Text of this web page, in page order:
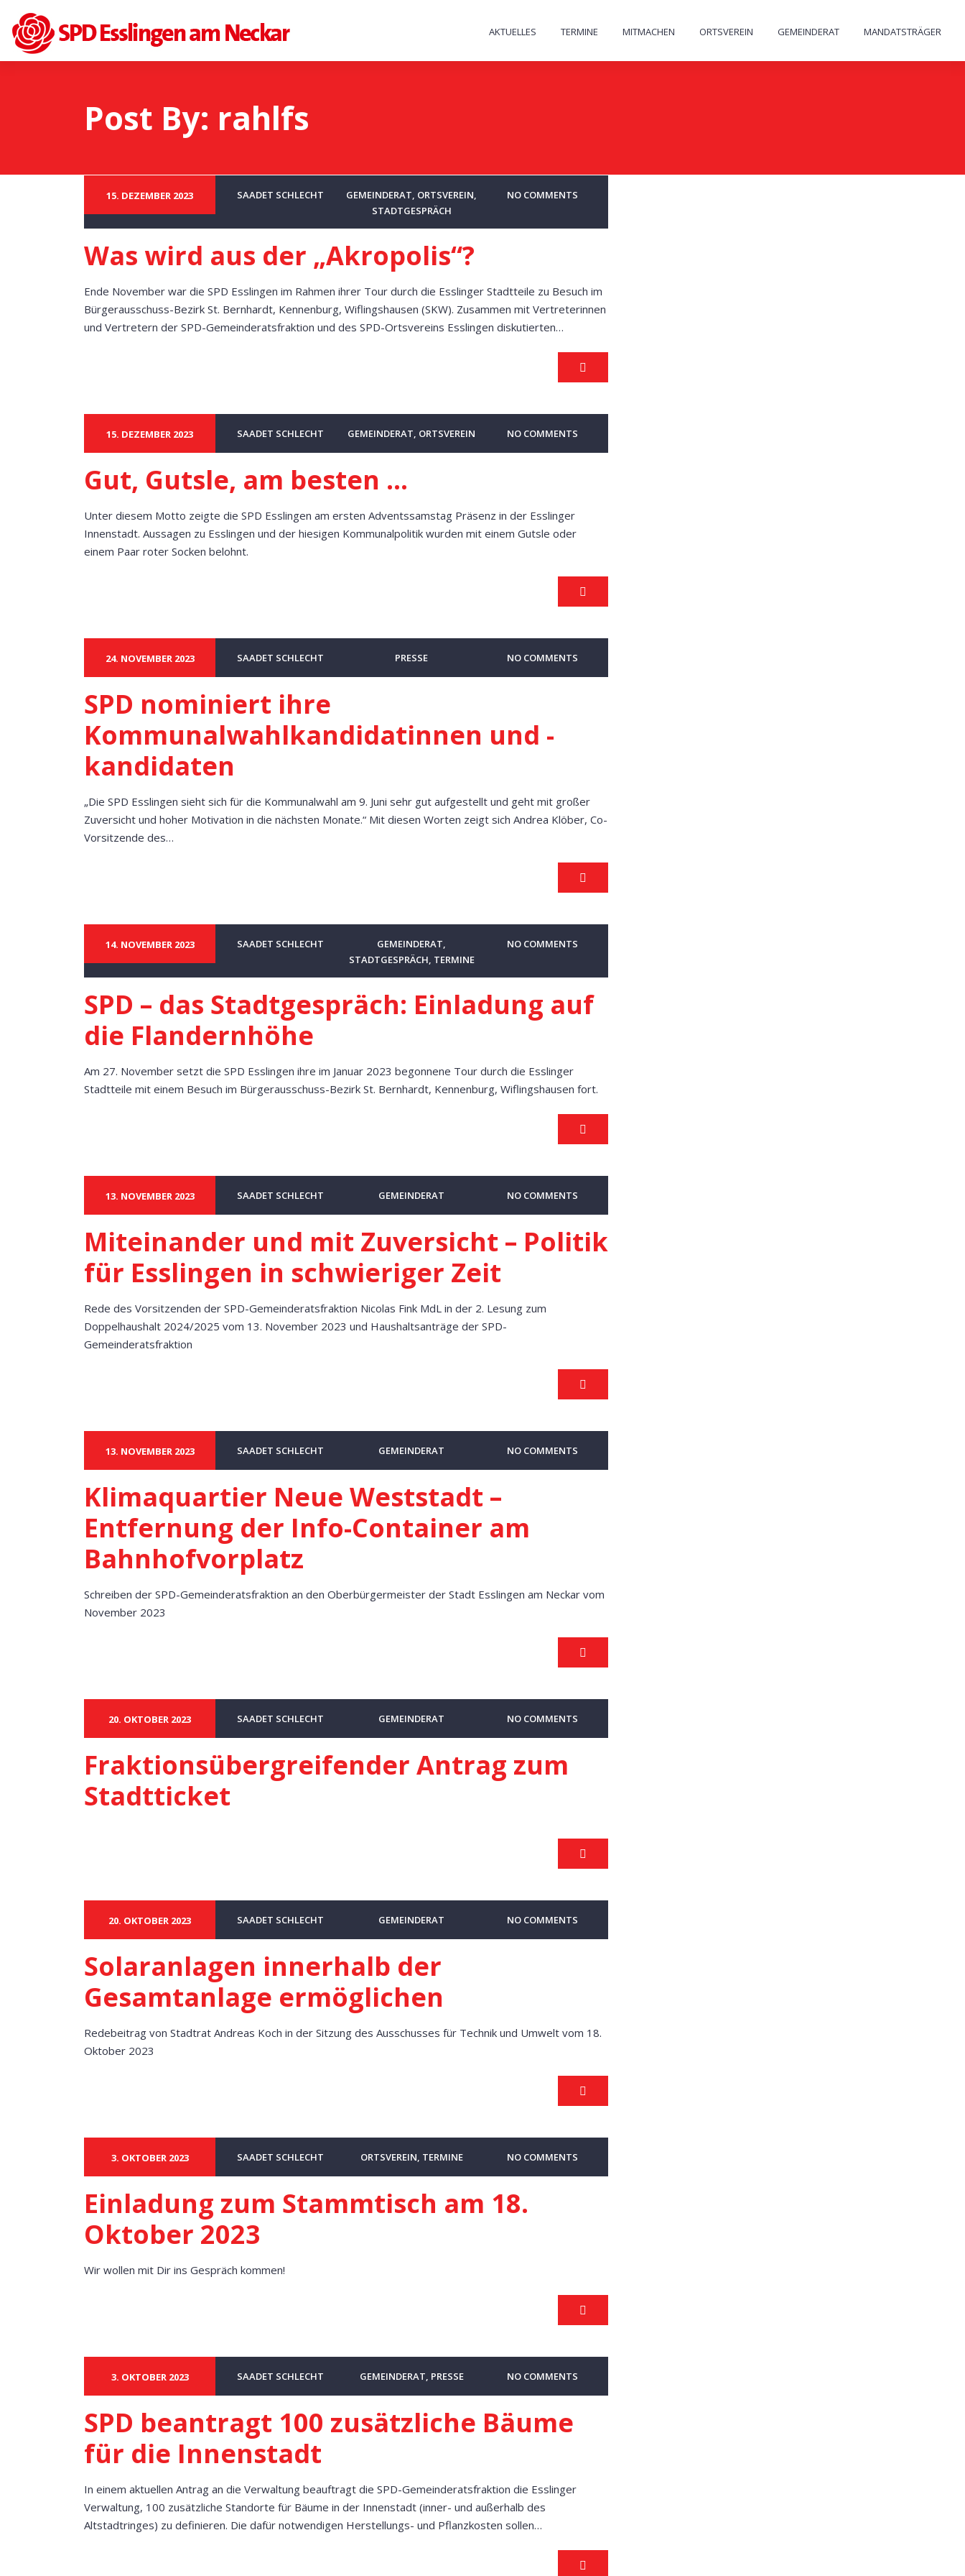
AKTUELLES TERMINE MITMACHEN ORTSVEREIN GEMEINDERAT MANDATSTRÄGER
Post By: rahlfs
15. DEZEMBER 2023 SAADET SCHLECHT GEMEINDERAT, ORTSVEREIN,
STADTGESPRÄCH
NO COMMENTS
Was wird aus der „Akropolis“?
Ende November war die SPD Esslingen im Rahmen ihrer Tour durch die Esslinger Stadtteile zu Besuch im
Bürgerausschuss-Bezirk St. Bernhardt, Kennenburg, Wiflingshausen (SKW). Zusammen mit Vertreterinnen
und Vertretern der SPD-Gemeinderatsfraktion und des SPD-Ortsvereins Esslingen diskutierten…
15. DEZEMBER 2023 SAADET SCHLECHT GEMEINDERAT, ORTSVEREIN NO COMMENTS
Gut, Gutsle, am besten …
Unter diesem Motto zeigte die SPD Esslingen am ersten Adventssamstag Präsenz in der Esslinger
Innenstadt. Aussagen zu Esslingen und der hiesigen Kommunalpolitik wurden mit einem Gutsle oder
einem Paar roter Socken belohnt.
24. NOVEMBER 2023 SAADET SCHLECHT PRESSE NO COMMENTS
SPD nominiert ihre
Kommunalwahlkandidatinnen und -
kandidaten
„Die SPD Esslingen sieht sich für die Kommunalwahl am 9. Juni sehr gut aufgestellt und geht mit großer
Zuversicht und hoher Motivation in die nächsten Monate.“ Mit diesen Worten zeigt sich Andrea Klöber, Co-
Vorsitzende des…
14. NOVEMBER 2023 SAADET SCHLECHT GEMEINDERAT,
STADTGESPRÄCH, TERMINE
NO COMMENTS
SPD – das Stadtgespräch: Einladung auf
die Flandernhöhe
Am 27. November setzt die SPD Esslingen ihre im Januar 2023 begonnene Tour durch die Esslinger
Stadtteile mit einem Besuch im Bürgerausschuss-Bezirk St. Bernhardt, Kennenburg, Wiflingshausen fort.
13. NOVEMBER 2023 SAADET SCHLECHT GEMEINDERAT NO COMMENTS
Miteinander und mit Zuversicht – Politik
für Esslingen in schwieriger Zeit
Rede des Vorsitzenden der SPD-Gemeinderatsfraktion Nicolas Fink MdL in der 2. Lesung zum
Doppelhaushalt 2024/2025 vom 13. November 2023 und Haushaltsanträge der SPD-
Gemeinderatsfraktion
13. NOVEMBER 2023 SAADET SCHLECHT GEMEINDERAT NO COMMENTS
Klimaquartier Neue Weststadt –
Entfernung der Info-Container am
Bahnhofvorplatz
Schreiben der SPD-Gemeinderatsfraktion an den Oberbürgermeister der Stadt Esslingen am Neckar vom
November 2023
20. OKTOBER 2023 SAADET SCHLECHT GEMEINDERAT NO COMMENTS
Fraktionsübergreifender Antrag zum
Stadtticket
20. OKTOBER 2023 SAADET SCHLECHT GEMEINDERAT NO COMMENTS
Solaranlagen innerhalb der
Gesamtanlage ermöglichen
Redebeitrag von Stadtrat Andreas Koch in der Sitzung des Ausschusses für Technik und Umwelt vom 18.
Oktober 2023
3. OKTOBER 2023 SAADET SCHLECHT ORTSVEREIN, TERMINE NO COMMENTS
Einladung zum Stammtisch am 18.
Oktober 2023
Wir wollen mit Dir ins Gespräch kommen!
3. OKTOBER 2023 SAADET SCHLECHT GEMEINDERAT, PRESSE NO COMMENTS
SPD beantragt 100 zusätzliche Bäume
für die Innenstadt
In einem aktuellen Antrag an die Verwaltung beauftragt die SPD-Gemeinderatsfraktion die Esslinger
Verwaltung, 100 zusätzliche Standorte für Bäume in der Innenstadt (inner- und außerhalb des
Altstadtringes) zu definieren. Die dafür notwendigen Herstellungs- und Pflanzkosten sollen…